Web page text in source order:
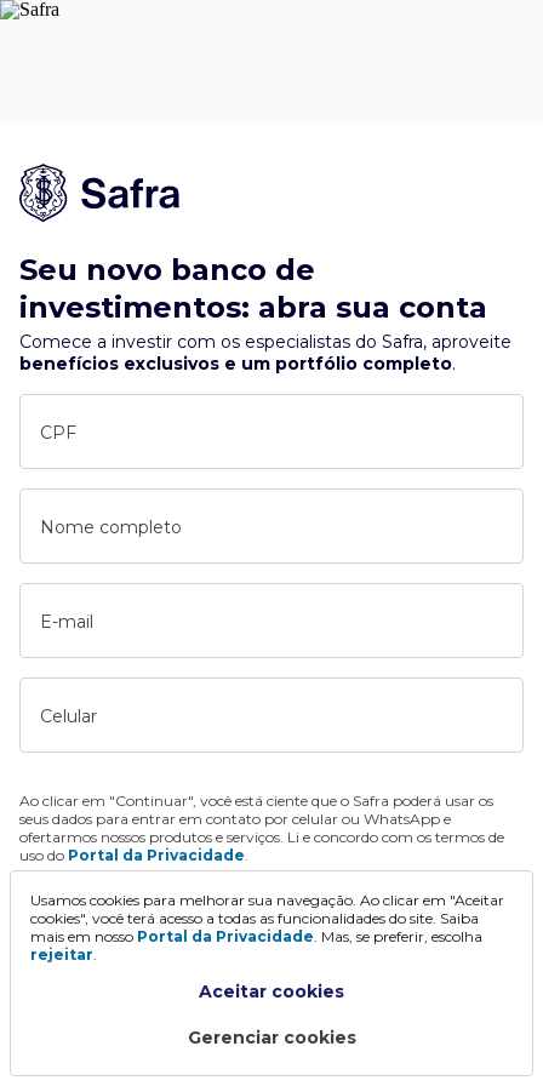
Seu novo banco de
investimentos: abra sua conta
Comece a investir com os especialistas do Safra, aproveite
benefícios exclusivos e um portfólio completo.
CPF
Nome completo
E-mail
Celular
Ao clicar em "Continuar", você está ciente que o Safra poderá usar os
seus dados para entrar em contato por celular ou WhatsApp e
ofertarmos nossos produtos e serviços. Li e concordo com os termos de
uso do Portal da Privacidade.
Continuar
Usamos cookies para melhorar sua navegação. Ao clicar em "Aceitar
cookies", você terá acesso a todas as funcionalidades do site. Saiba
mais em nosso Portal da Privacidade. Mas, se preferir, escolha
rejeitar.
Aceitar cookies
Gerenciar cookies